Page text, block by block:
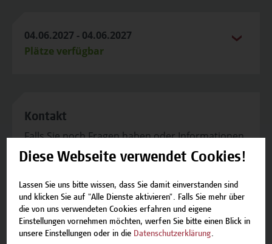
04.06.2027 - 04.06.2027
Plätze verfügbar
Kontakt
Falls Sie noch Fragen haben oder Informationen
zum Angebot benötigen, stehen wir gerne zur
Team Campus Wien Academy
E-Mail:academy[at]hcw.ac.at
Tel.: +43 1 606 6877-8800
Diese Webseite verwendet Cookies!
Lassen Sie uns bitte wissen, dass Sie damit einverstanden sind
und klicken Sie auf "Alle Dienste aktivieren". Falls Sie mehr über
die von uns verwendeten Cookies erfahren und eigene
Einstellungen vornehmen möchten, werfen Sie bitte einen Blick in
unsere Einstellungen oder in die Datenschutzerklärung.